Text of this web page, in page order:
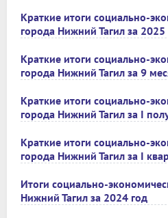
Краткие итоги социально-
города Нижний Тагил за 2025
Краткие итоги социально-
города Нижний Тагил за 9
Краткие итоги социально-
города Нижний Тагил за I
Краткие итоги социально-
города Нижний Тагил за I
Итоги социально-
Нижний Тагил за 2024 год